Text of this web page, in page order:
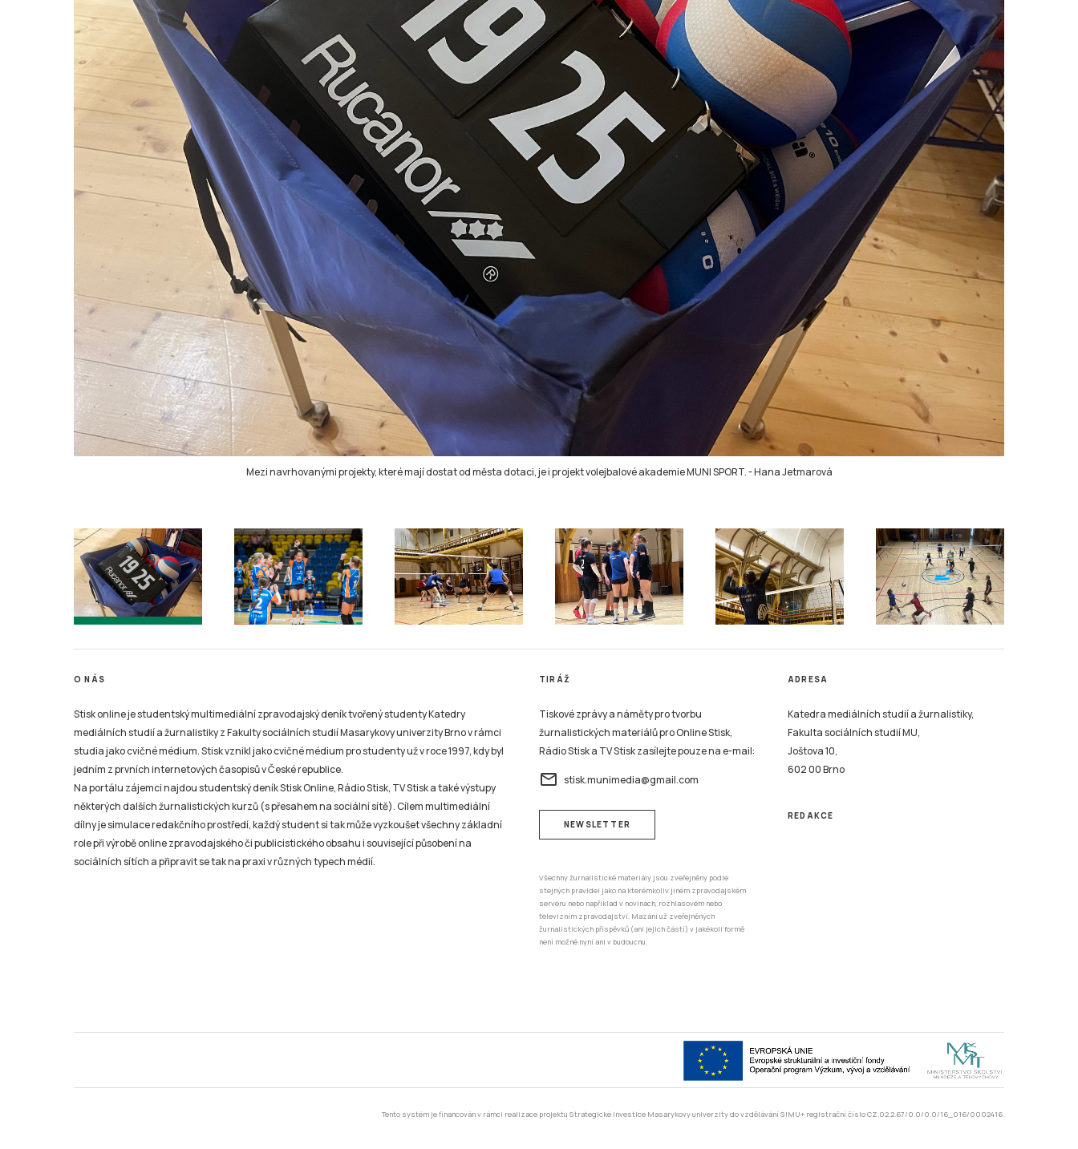
Mezi navrhovanými projekty, které mají dostat od města dotaci, je i projekt volejbalové akademie MUNI SPORT.-Hana Jetmarová
O NÁS
Stisk online je studentský multimediální zpravodajský deník tvořený studenty Katedry
mediálních studií a žurnalistiky z Fakulty sociálních studií Masarykovy univerzity Brno v rámci
studia jako cvičné médium. Stisk vznikl jako cvičné médium pro studenty už v roce 1997, kdy byl
jedním z prvních internetových časopisů v České republice.
Na portálu zájemci najdou studentský deník Stisk Online, Rádio Stisk, TV Stisk a také výstupy
některých dalších žurnalistických kurzů (s přesahem na sociální sítě). Cílem multimediální
dílny je simulace redakčního prostředí, každý student si tak může vyzkoušet všechny základní
role při výrobě online zpravodajského či publicistického obsahu i související působení na
sociálních sítích a připravit se tak na praxi v různých typech médií.
TIRÁŽ
Tiskové zprávy a náměty pro tvorbu
žurnalistických materiálů pro Online Stisk,
Rádio Stisk a TV Stisk zasílejte pouze na e-mail:
email stisk.munimedia@gmail.com
NEWSLETTER
Všechny žurnalistické materiály jsou zveřejněny podle
stejných pravidel jako na kterémkoliv jiném zpravodajském
serveru nebo například v novinách, rozhlasovém nebo
televizním zpravodajství. Mazání už zveřejněných
žurnalistických příspěvků (ani jejich částí) v jakékoli formě
není možné nyní ani v budoucnu.
ADRESA
Katedra mediálních studií a žurnalistiky,
Fakulta sociálních studií MU,
Joštova 10,
602 00 Brno
REDAKCE
Tento systém je financován v rámci realizace projektu Strategické investice Masarykovy univerzity do vzdělávání SIMU+ registrační číslo CZ.02.2.67/0.0/0.0/16_016/0002416.